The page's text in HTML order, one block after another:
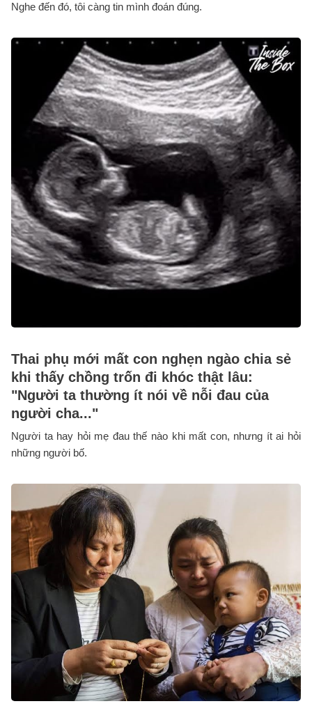
Nghe đến đó, tôi càng tin mình đoán đúng.
Thai phụ mới mất con nghẹn ngào chia sẻ
khi thấy chồng trốn đi khóc thật lâu:
"Người ta thường ít nói về nỗi đau của
người cha..."
Người ta hay hỏi mẹ đau thế nào khi mất con, nhưng ít ai hỏi
những người bố.